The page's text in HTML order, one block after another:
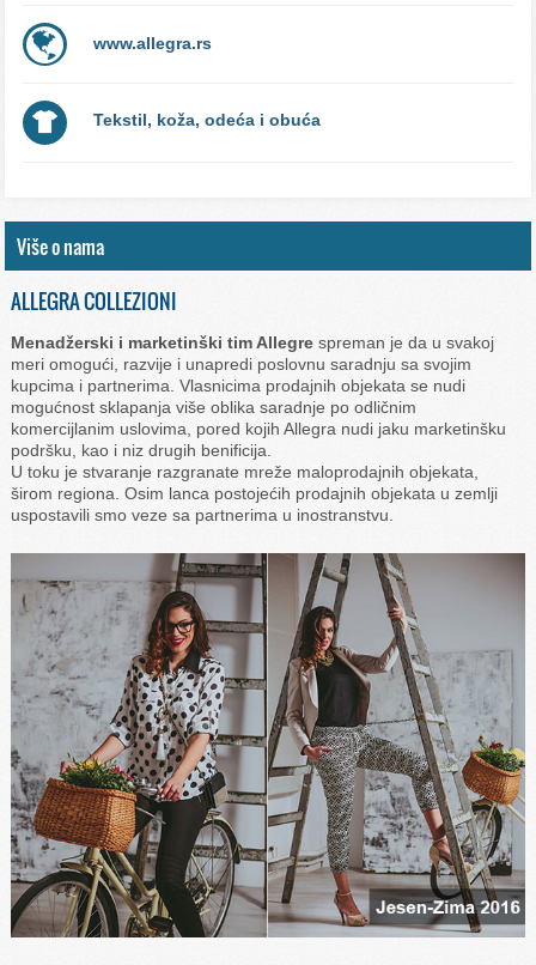
www.allegra.rs
Tekstil, koža, odeća i obuća
Više o nama
ALLEGRA COLLEZIONI
Menadžerski i marketinški tim Allegre spreman je da u svakoj
meri omogući, razvije i unapredi poslovnu saradnju sa svojim
kupcima i partnerima. Vlasnicima prodajnih objekata se nudi
mogućnost sklapanja više oblika saradnje po odličnim
komercijlanim uslovima, pored kojih Allegra nudi jaku marketinšku
podršku, kao i niz drugih benificija.
U toku je stvaranje razgranate mreže maloprodajnih objekata,
širom regiona. Osim lanca postojećih prodajnih objekata u zemlji
uspostavili smo veze sa partnerima u inostranstvu.